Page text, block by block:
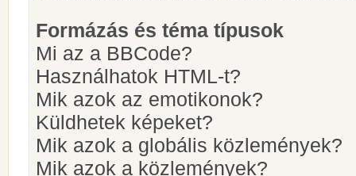
Formázás és téma típusok
Mi az a BBCode?
Használhatok HTML-t?
Mik azok az emotikonok?
Küldhetek képeket?
Mik azok a globális közlemények?
Mik azok a közlemények?